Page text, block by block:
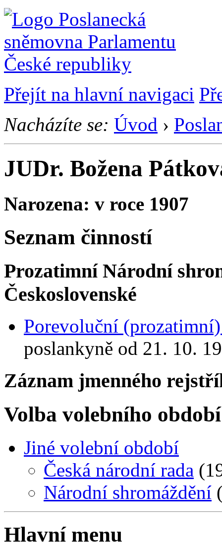
Přejít na hlavní navigaci
Nacházíte se: Úvod ›
JUDr. Božena
Narozena: v roce 1907
Seznam činností
Prozatimní Národní
Československé
Porevoluční
poslankyně od 21. 10.
Záznam jmenného
Volba volebního období
Jiné volební období
Česká národní rada
Národní shromáždění
Hlavní menu